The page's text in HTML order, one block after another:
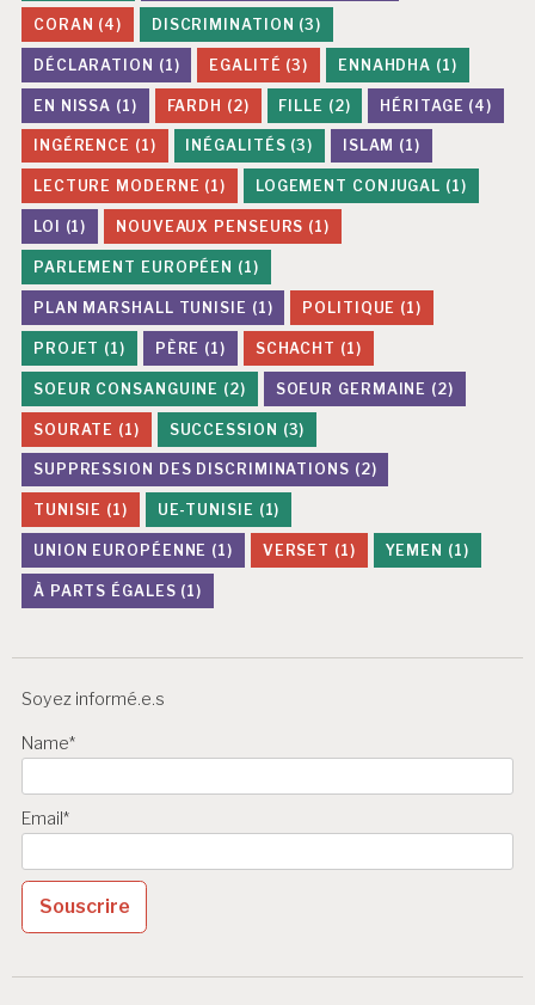
CORAN (4) DISCRIMINATION (3)
DÉCLARATION (1) EGALITÉ (3) ENNAHDHA (1)
EN NISSA (1) FARDH (2) FILLE (2) HÉRITAGE (4)
INGÉRENCE (1) INÉGALITÉS (3) ISLAM (1)
LECTURE MODERNE (1) LOGEMENT CONJUGAL (1)
LOI (1) NOUVEAUX PENSEURS (1)
PARLEMENT EUROPÉEN (1)
PLAN MARSHALL TUNISIE (1) POLITIQUE (1)
PROJET (1) PÈRE (1) SCHACHT (1)
SOEUR CONSANGUINE (2) SOEUR GERMAINE (2)
SOURATE (1) SUCCESSION (3)
SUPPRESSION DES DISCRIMINATIONS (2)
TUNISIE (1) UE-TUNISIE (1)
UNION EUROPÉENNE (1) VERSET (1) YEMEN (1)
À PARTS ÉGALES (1)
Soyez informé.e.s
Name*
Email*